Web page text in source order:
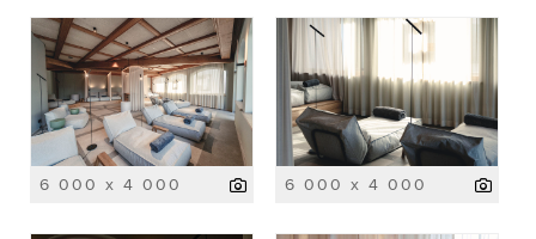
6 000 x 4 000 6 000 x 4 000